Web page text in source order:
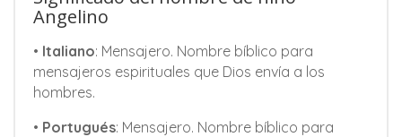
Angelino
• Italiano: Mensajero. Nombre bíblico para
mensajeros espirituales que Dios envía a los
hombres.
• Portugués: Mensajero. Nombre bíblico para